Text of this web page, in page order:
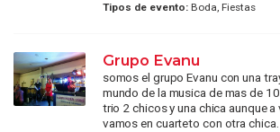
Tipos de evento:Boda, Fiestas
Grupo Evanu
somos el grupo Evanu con una
mundo de la musica de mas de
trio 2 chicos y una chica aunque
vamos en cuarteto con otra chica.